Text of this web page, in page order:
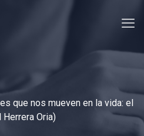
que nos mueven en la vida: el
Oria)